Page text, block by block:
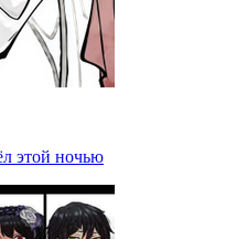
этой ночью